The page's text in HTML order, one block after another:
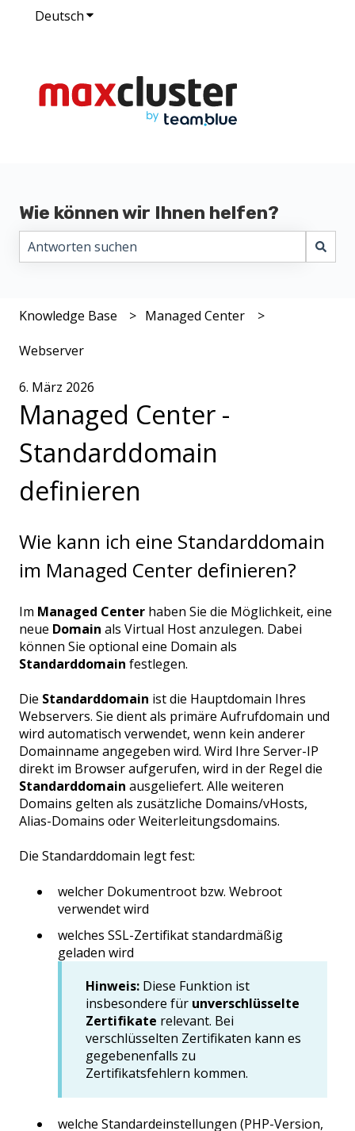
DeutschUntermenü für Übersetzungen anzeigen
Wie können wir Ihnen helfen?
Knowledge Base Managed Center
Webserver
6. März 2026
Managed Center -
Standarddomain
definieren
Wie kann ich eine Standarddomain
im Managed Center definieren?
Im Managed Center haben Sie die Möglichkeit, eine
neue Domain als Virtual Host anzulegen. Dabei
können Sie optional eine Domain als
Standarddomain festlegen.
Die Standarddomain ist die Hauptdomain Ihres
Webservers. Sie dient als primäre Aufrufdomain und
wird automatisch verwendet, wenn kein anderer
Domainname angegeben wird. Wird Ihre Server-IP
direkt im Browser aufgerufen, wird in der Regel die
Standarddomain ausgeliefert. Alle weiteren
Domains gelten als zusätzliche Domains/vHosts,
Alias-Domains oder Weiterleitungsdomains.
Die Standarddomain legt fest:
welcher Dokumentroot bzw. Webroot
verwendet wird
welches SSL-Zertifikat standardmäßig
geladen wird
Hinweis: Diese Funktion ist
insbesondere für unverschlüsselte
Zertifikate relevant. Bei
verschlüsselten Zertifikaten kann es
gegebenenfalls zu
Zertifikatsfehlern kommen.
welche Standardeinstellungen (PHP-Version,